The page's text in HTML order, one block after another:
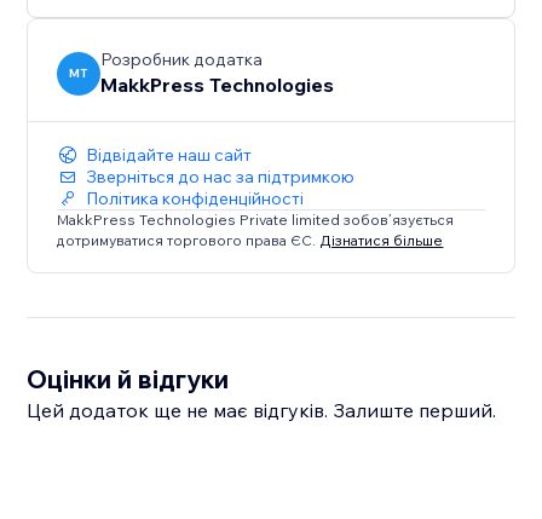
MT
Розробник додатка
MakkPress Technologies
Відвідайте наш сайт
Зверніться до нас за підтримкою
Політика конфіденційності
MakkPress Technologies Private limited зобов’язується
дотримуватися торгового права ЄС. Дізнатися більше
Оцінки й відгуки
Цей додаток ще не має відгуків. Залиште перший.